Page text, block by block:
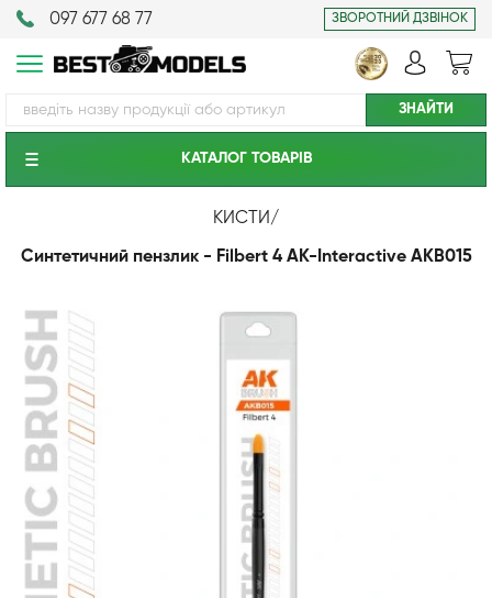
097 677 68 77 ЗВОРОТНИЙ ДЗВІНОК
КАТАЛОГ ТОВАРIВ
КИСТИ/
Синтетичний пензлик - Filbert 4 AK-Interactive AKB015